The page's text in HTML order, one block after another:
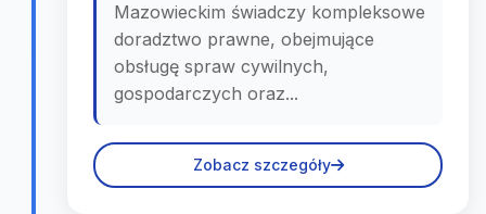
Mazowieckim świadczy kompleksowe
doradztwo prawne, obejmujące
obsługę spraw cywilnych,
gospodarczych oraz...
Zobacz szczegóły